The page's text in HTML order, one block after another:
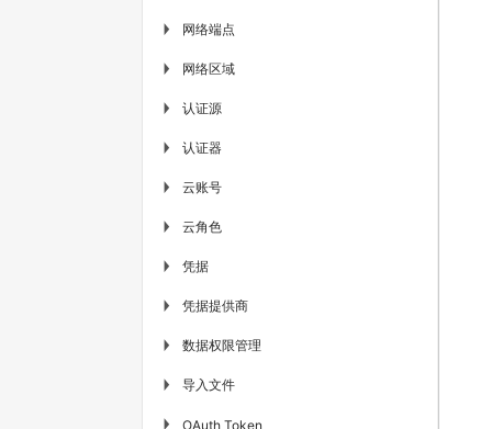
▶ 网络端点
▶ 网络区域
▶ 认证源
▶ 认证器
▶ 云账号
▶ 云角色
▶ 凭据
▶ 凭据提供商
▶ 数据权限管理
▶ 导入文件
▶ OAuth Token